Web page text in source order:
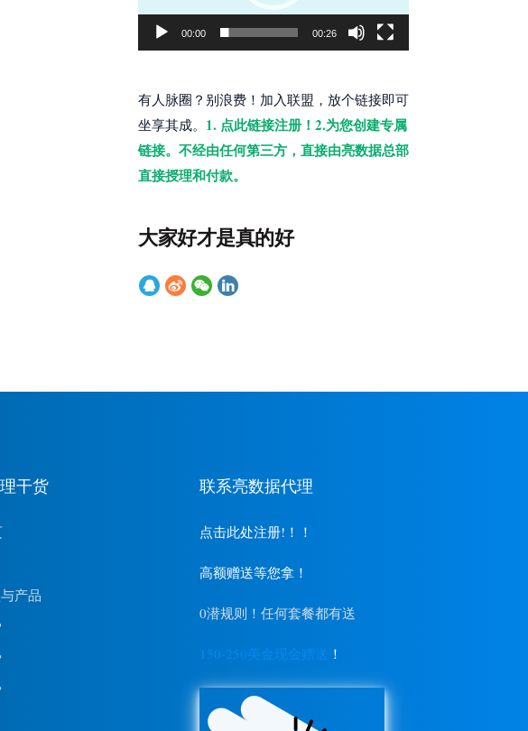
器
00:00 00:26
有人脉圈？别浪费！加入联盟，放个链接即可
坐享其成。 1. 点此链接注册！2.为您创建专属
链接。不经由任何第三方，直接由亮数据总部
直接授理和付款。
大家好才是真的好
干货
产品
联系亮数据代理
点击此处注册!！！
高额赠送等您拿！
0潜规则！任何套餐都有送
150-250美金现金赠送 ！